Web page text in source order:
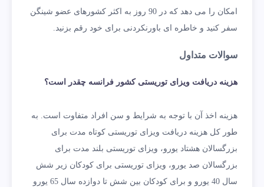
امکان را می دهد که در 90 روز به اکثر کشورهای عضو شینگن
سفر کنید و خاطره ای باورنکردنی برای خود رقم بزنید.
سوالات متداول
هزینه دریافت ویزای توریستی کشور فرانسه چقدر است؟
هزینه اخذ آن با توجه به شرایط و سن افراد متفاوت است. به
طور کل هزینه دریافت ویزای توریستی کوتاه مدت برای
بزرگسالان هشتاد یورو، ویزای توریستی بلند مدت برای
بزرگسالان صد یورو، ویزای توریستی برای کودکان زیر شش
سال 40 یورو و برای کودکان بین شش تا دوازده سال 65 یورو